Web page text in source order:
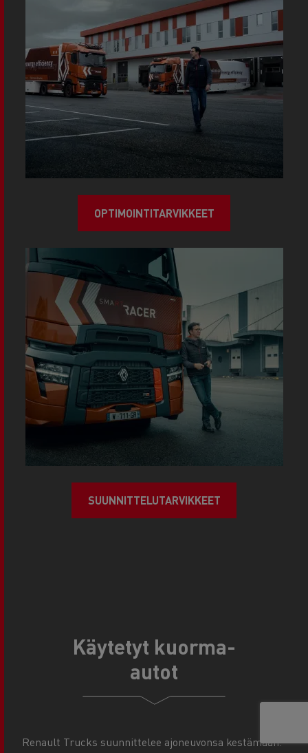
OPTIMOINTITARVIKKEET
SUUNNITTELUTARVIKKEET
Käytetyt kuorma-
autot
Renault Trucks suunnittelee ajoneuvonsa kestämään.